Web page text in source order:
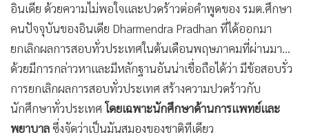
• SMEs
• หุ้น
• อินโดจีน
• กองทุนรวม
• Celeb Online
Factcheck
อินเดีย ด้วยความไม่พอใจและปวดร้าวต่อคำพูดของ รมต.ศึกษา
คนปัจจุบันของอินเดีย Dharmendra Pradhan ที่ได้ออกมา
ยกเลิกผลการสอบทั่วประเทศในต้นเดือนพฤษภาคมที่ผ่านมา…
ด้วยมีการกล่าวหาและมีหลักฐานอันน่าเชื่อถือได้ว่า มีข้อสอบรั่ว
การยกเลิกผลการสอบทั่วประเทศ สร้างความปวดร้าวกับ
นักศึกษาทั่วประเทศโดยเฉพาะนักศึกษาด้านการแพทย์และ
พยาบาลซึ่งจัดว่าเป็นมันสมองของชาติทีเดียว